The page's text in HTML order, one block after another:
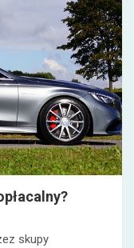
skupy